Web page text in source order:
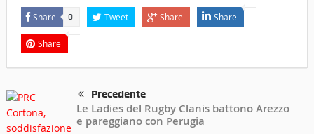
Share 0 Tweet Share Share
Share
Precedente
Le Ladies del Rugby Clanis battono Arezzo
e pareggiano con Perugia